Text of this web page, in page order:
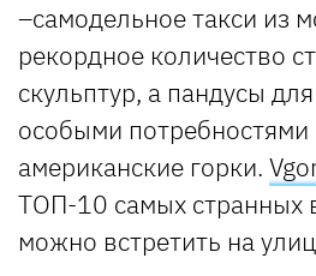
–самодельное такси из
рекордное количество
скульптур, а пандусы
особыми
американские горки.
ТОП-10 самых странных
можно встретить на